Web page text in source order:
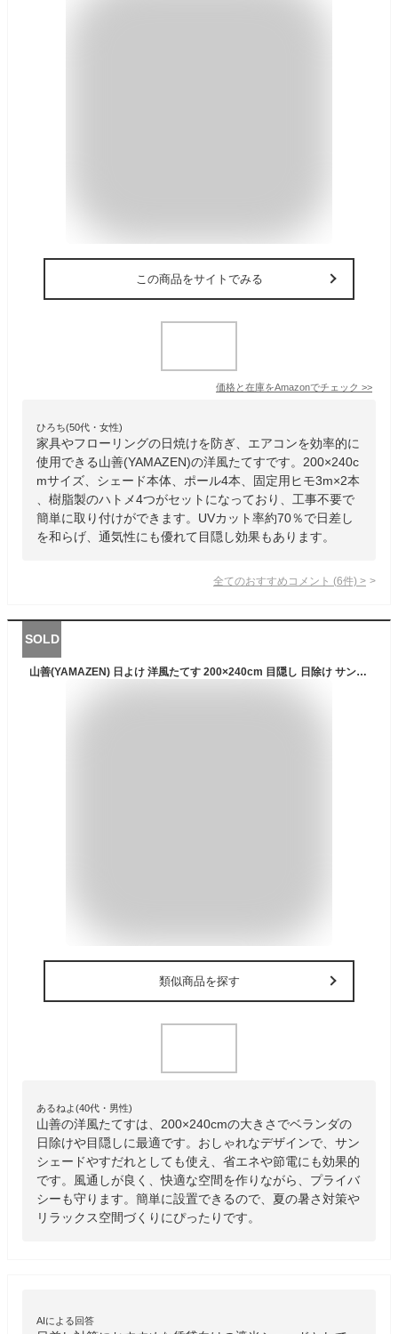
この商品をサイトでみる
価格と在庫をAmazonでチェック >>
ひろち(50代・女性)
家具やフローリングの日焼けを防ぎ、エアコンを効率的に
使用できる山善(YAMAZEN)の洋風たてすです。200×240c
mサイズ、シェード本体、ポール4本、固定用ヒモ3m×2本
、樹脂製のハトメ4つがセットになっており、工事不要で
簡単に取り付けができます。UVカット率約70％で日差し
を和らげ、通気性にも優れて目隠し効果もあります。
全てのおすすめコメント (6件) >
SOLD
山善(YAMAZEN) 日よけ 洋風たてす 200×240cm 目隠し 日除け サンシェード すだれ オーニング 節電 省エネ ベランダ 送料無料
類似商品を探す
あるねよ(40代・男性)
山善の洋風たてすは、200×240cmの大きさでベランダの
日除けや目隠しに最適です。おしゃれなデザインで、サン
シェードやすだれとしても使え、省エネや節電にも効果的
です。風通しが良く、快適な空間を作りながら、プライバ
シーも守ります。簡単に設置できるので、夏の暑さ対策や
リラックス空間づくりにぴったりです。
AIによる回答